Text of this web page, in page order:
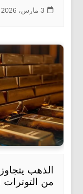
3 مارس، 2026
من التوترات